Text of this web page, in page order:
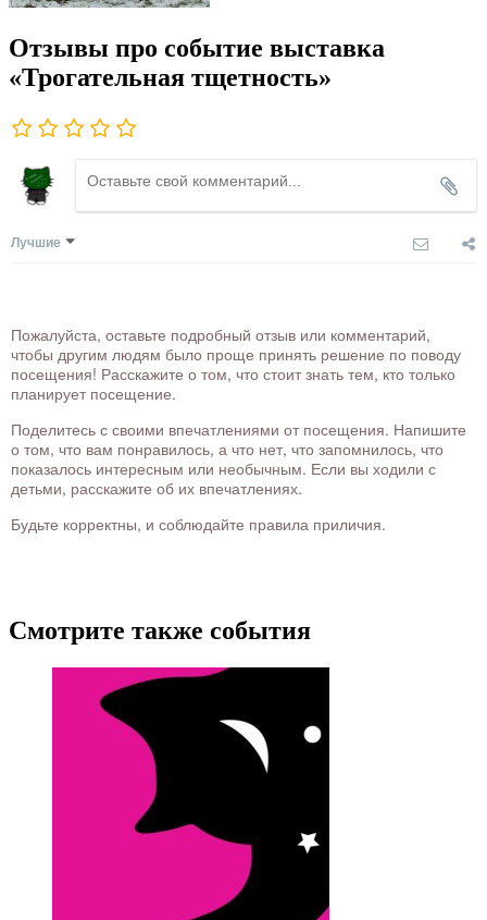
Отзывы про событие выставка
«Трогательная тщетность»
Лучшие
Пожалуйста, оставьте подробный отзыв или комментарий,
чтобы другим людям было проще принять решение по поводу
посещения! Расскажите о том, что стоит знать тем, кто только
планирует посещение.
Поделитесь с своими впечатлениями от посещения. Напишите
о том, что вам понравилось, а что нет, что запомнилось, что
показалось интересным или необычным. Если вы ходили с
детьми, расскажите об их впечатлениях.
Будьте корректны, и соблюдайте правила приличия.
Смотрите также события